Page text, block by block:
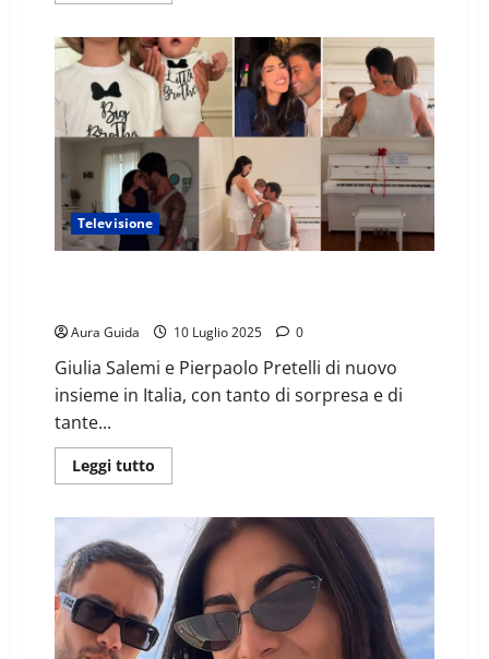
Televisione
Aura Guida 10 Luglio 2025 0
Giulia Salemi e Pierpaolo Pretelli di nuovo
insieme in Italia, con tanto di sorpresa e di
tante...
Leggi tutto